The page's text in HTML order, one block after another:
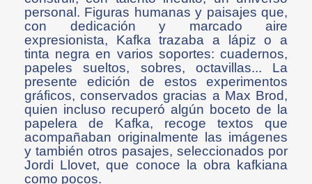
personal. Figuras humanas y paisajes que,
con dedicación y marcado aire
expresionista, Kafka trazaba a lápiz o a
tinta negra en varios soportes: cuadernos,
papeles sueltos, sobres, octavillas... La
presente edición de estos experimentos
gráficos, conservados gracias a Max Brod,
quien incluso recuperó algún boceto de la
papelera de Kafka, recoge textos que
acompañaban originalmente las imágenes
y también otros pasajes, seleccionados por
Jordi Llovet, que conoce la obra kafkiana
como pocos.